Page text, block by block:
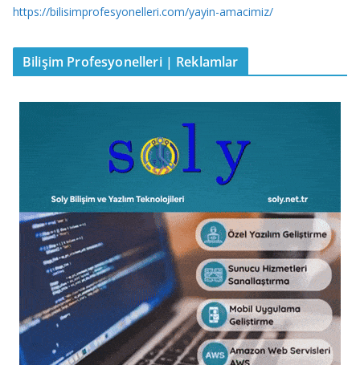
https://bilisimprofesyonelleri.com/yayin-amacimiz/
Bilişim Profesyonelleri | Reklamlar